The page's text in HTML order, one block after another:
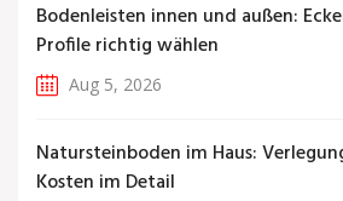
Bodenleisten innen und außen:
Profile richtig wählen
Aug 5, 2026
Natursteinboden im Haus:
Kosten im Detail